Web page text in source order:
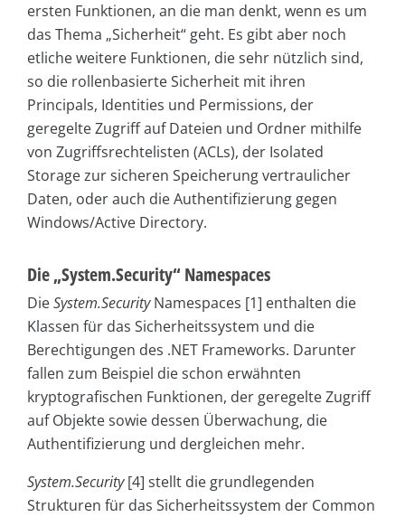
ersten Funktionen, an die man denkt, wenn es um
das Thema „Sicherheit“ geht. Es gibt aber noch
etliche weitere Funktionen, die sehr nützlich sind,
so die rollenbasierte Sicherheit mit ihren
Principals, Identities und Permissions, der
geregelte Zugriff auf Dateien und Ordner mithilfe
von Zugriffsrechtelisten (ACLs), der Isolated
Storage zur sicheren Speicherung vertraulicher
Daten, oder auch die Authentifizierung gegen
Windows/Active Directory.
Die „System.Security“ Namespaces
DieSystem.SecurityNamespaces [1] enthalten die
Klassen für das Sicherheitssystem und die
Berechtigungen des .NET Frameworks. Darunter
fallen zum Beispiel die schon erwähnten
kryptografischen Funktionen, der geregelte Zugriff
auf Objekte sowie dessen Überwachung, die
Authentifizierung und dergleichen mehr.
System.Security[4] stellt die grundlegenden
Strukturen für das Sicherheitssystem der Common